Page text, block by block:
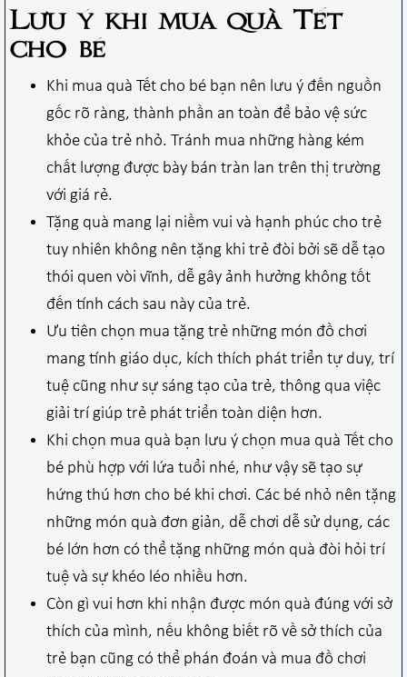
Lưu ý khi mua quà Tết
cho bé
Khi mua quà Tết cho bé bạn nên lưu ý đến nguồn
gốc rõ ràng, thành phần an toàn để bảo vệ sức
khỏe của trẻ nhỏ. Tránh mua những hàng kém
chất lượng được bày bán tràn lan trên thị trường
với giá rẻ.
Tặng quà mang lại niềm vui và hạnh phúc cho trẻ
tuy nhiên không nên tặng khi trẻ đòi bởi sẽ dễ tạo
thói quen vòi vĩnh, dễ gây ảnh hưởng không tốt
đến tính cách sau này của trẻ.
Ưu tiên chọn mua tặng trẻ những món đồ chơi
mang tính giáo dục, kích thích phát triển tự duy, trí
tuệ cũng như sự sáng tạo của trẻ, thông qua việc
giải trí giúp trẻ phát triển toàn diện hơn.
Khi chọn mua quà bạn lưu ý chọn mua quà Tết cho
bé phù hợp với lứa tuổi nhé, như vậy sẽ tạo sự
hứng thú hơn cho bé khi chơi. Các bé nhỏ nên tặng
những món quà đơn giản, dễ chơi dễ sử dụng, các
bé lớn hơn có thể tặng những món quà đòi hỏi trí
tuệ và sự khéo léo nhiều hơn.
Còn gì vui hơn khi nhận được món quà đúng với sở
thích của mình, nếu không biết rõ về sở thích của
trẻ bạn cũng có thể phán đoán và mua đồ chơi